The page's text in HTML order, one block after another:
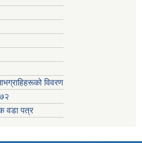
विवरण
वडा पत्र